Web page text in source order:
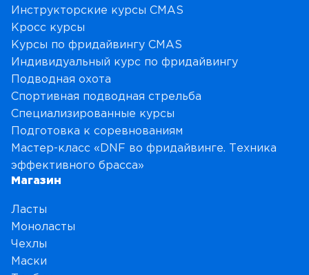
Инструкторские курсы CMAS
Кросс курсы
Курсы по фридайвингу CMAS
Индивидуальный курс по фридайвингу
Подводная охота
Спортивная подводная стрельба
Специализированные курсы
Подготовка к соревнованиям
Мастер-класс «DNF во фридайвинге. Техника
эффективного брасса»
Магазин
Ласты
Моноласты
Чехлы
Маски